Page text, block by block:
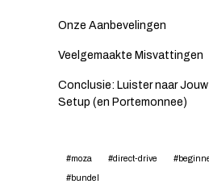
Onze Aanbevelingen
Veelgemaakte Misvattingen
Conclusie: Luister naar Jouw
Setup (en Portemonnee)
#moza #direct-drive
#bundel